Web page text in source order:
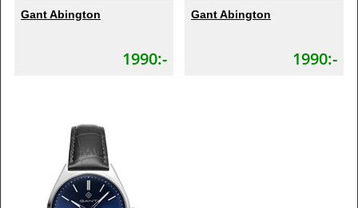
Gant Abington
1990:-
Gant Abington
1990:-